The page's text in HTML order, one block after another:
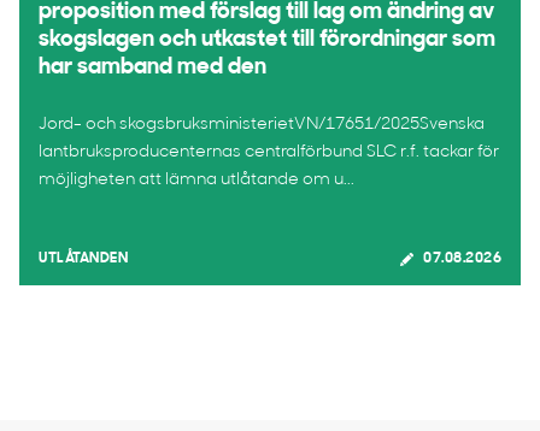
proposition med förslag till lag om ändring av
skogslagen och utkastet till förordningar som
har samband med den
Jord- och skogsbruksministerietVN/17651/2025Svenska
lantbruksproducenternas centralförbund SLC r.f. tackar för
möjligheten att lämna utlåtande om u...
UTLÅTANDEN 07.08.2026